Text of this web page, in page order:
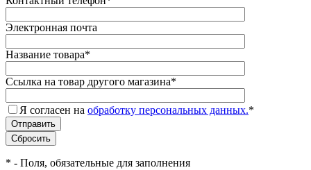
Электронная почта
Название товара*
Ссылка на товар другого магазина*
Я согласен на обработку персональных данных.*
* - Поля, обязательные для заполнения